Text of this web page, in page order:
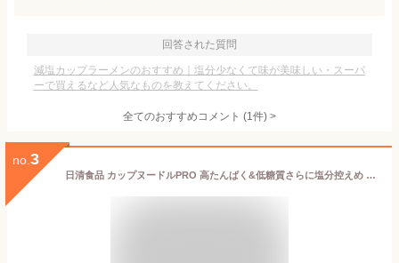
回答された質問
減塩カップラーメンのおすすめ｜塩分少なくて味が美味しい・スーパ
ーで買えるなど人気なものを教えてください。
全てのおすすめコメント (1件) >
no. 3
日清食品 カップヌードルPRO 高たんぱく&低糖質さらに塩分控えめ チリトマトヌードル 80g×12個入｜ 送料無料 インスタント カップラーメン チリ 塩分控えめ